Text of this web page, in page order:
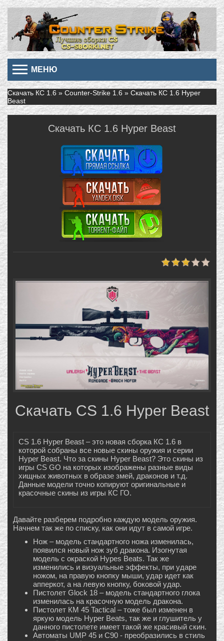
МЕНЮ
Скачать КС 1.6 » Counter-Strike 1.6 » Скачать КС 1.6 Hyper
Beast
Скачать КС 1.6 Hyper Beast
Скачать CS 1.6 Hyper Beast
CS 1.6 Hyper Beast – это новая сборка КС 1.6 в
которой собраны все новые скины оружия и серии
Hyper Beast. Что за скины Hyper Beast? Это скины из
игры CS GO на которых изображены разные виды
хищных животных в образе змей, драконов и т.д.
Данные модели точно копируют оригинальные и
красочные скины из игры КС ГО.
Давайте разберем подробно каждую модель оружия.
Начнем так же по списку, как они идут в самой игре.
Нож – модель стандартного ножа изменилась,
появился новый нож зуб дракона. Изогнутая
модель с окраской Hypes Beats. Так же
изменились и визуальные эффекты, при ударе
ножом, на правую кнопку мыши, удар идет как
апперкот, а на левую кнопку, боковой удар.
Пистолет Glock 18 – модель стандартного глока
изменилась на красочную модель дракона.
Пистолет КМ 45 Tactical – тоже был изменен в
яркую модель Hyper Beats, так же и глушитель у
данного пистолете имеет такой же красивый скин.
Автоматы UMP 45 и C90 - преобразились в стиль